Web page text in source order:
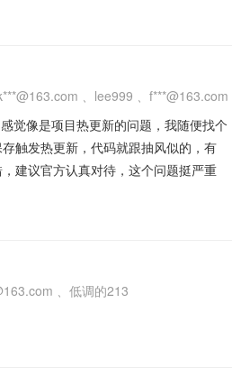
lee999 f***@163.com
觉像是项目热更新的问题，我随便找个
触发热更新，代码就跟抽风似的，有
建议官方认真对待，这个问题挺严重
低调的213